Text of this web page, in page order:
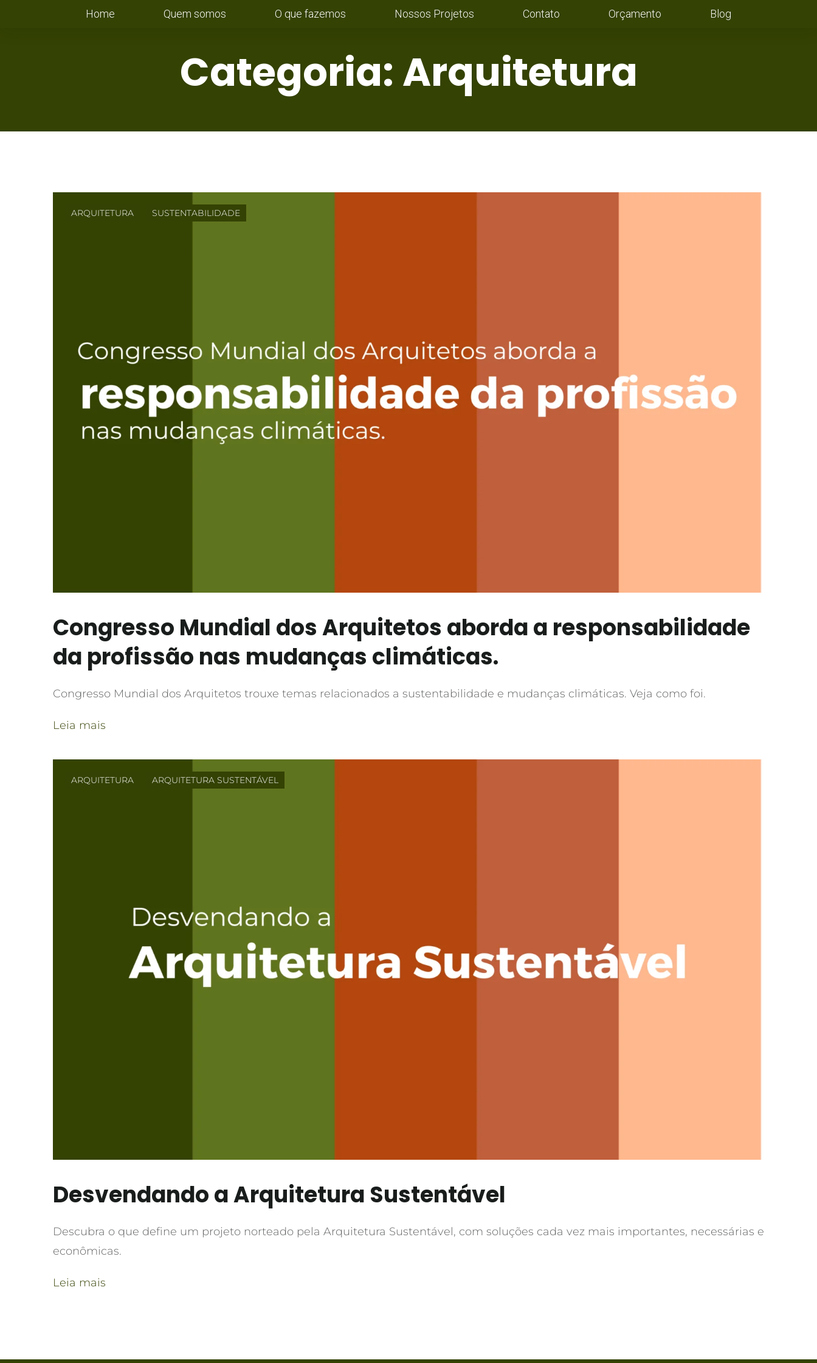
Home Quem somos O que fazemos Nossos Projetos Contato Orçamento Blog
Categoria: Arquitetura
ARQUITETURA SUSTENTABILIDADE
Congresso Mundial dos Arquitetos aborda a responsabilidade
da profissão nas mudanças climáticas.
Congresso Mundial dos Arquitetos trouxe temas relacionados a sustentabilidade e mudanças climáticas. Veja como foi.
Leia mais
ARQUITETURA ARQUITETURA SUSTENTÁVEL
Desvendando a Arquitetura Sustentável
Descubra o que define um projeto norteado pela Arquitetura Sustentável, com soluções cada vez mais importantes, necessárias e
econômicas.
Leia mais